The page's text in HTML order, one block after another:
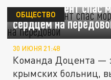
Хирург Доцент спас
сердцем на
ОБЩЕСТВО
30 ИЮНЯ 21:48
Команда Доцента —
крымских больниц,